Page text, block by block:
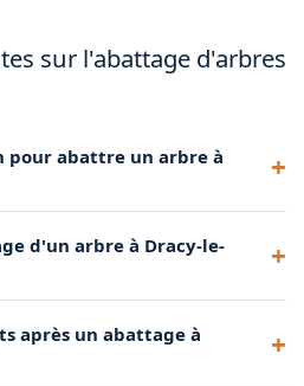
sur l'abattage d'arbres
pour abattre un arbre à
peuvent être protégés.
d'un arbre à Dracy-le-
Nous nous déplaçons
pour établir un devis précis et
après un abattage à